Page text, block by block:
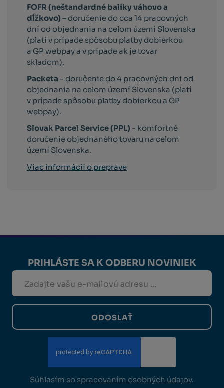
FOFR (neštandardné balíky váhovo a
dĺžkovo) – doručenie do cca 14 pracovných
dní od objednania na celom území Slovenska
(platí v prípade spôsobu platby dobierkou
a GP webpay a v prípade ak je tovar
skladom).
Packeta - doručenie do 4 pracovných dni od
objednania na celom území Slovenska (platí
v prípade spôsobu platby dobierkou a GP
webpay).
Slovak Parcel Service (PPL) - komfortné
doručenie objednaného tovaru na celom
území Slovenska.
Viac informácií o preprave
PRIHLÁSTE SA K ODBERU NOVINIEK
ODOSLAŤ
Súhlasím so spracovaním osobných údajov.